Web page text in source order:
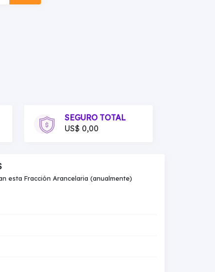
SEGURO TOTAL
US$ 0,00
esta Fracción Arancelaria (anualmente)